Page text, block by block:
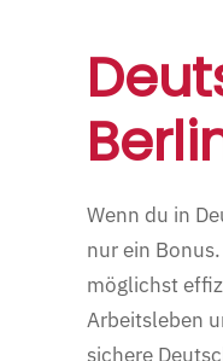
Wenn du in
nur ein
möglichst
Arbeitsleben
sichere